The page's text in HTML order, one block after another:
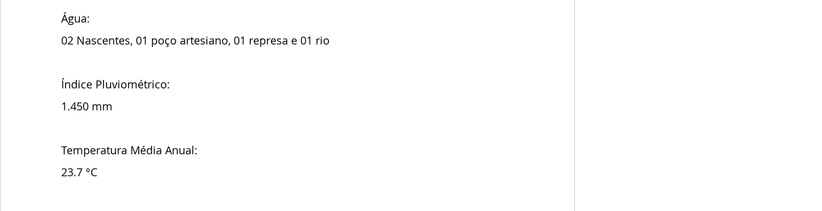
Água:
02 Nascentes, 01 poço artesiano, 01 represa e 01 rio
Índice Pluviométrico:
1.450 mm
Temperatura Média Anual:
23.7 °C